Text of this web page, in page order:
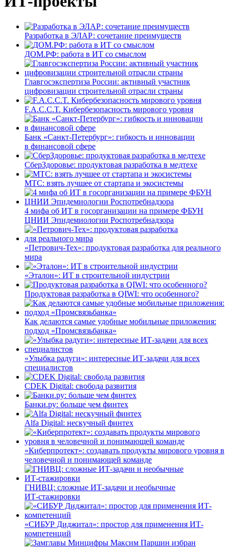
Разработка в ЭЛАР: сочетание преимуществ
ДОМ.РФ: работа в ИТ со смыслом
Главгосэкспертиза России: активный участник
цифровизации строительной отрасли страны
F.A.C.C.T. Кибербезопасность мирового уровня
Банк «Санкт-Петербург»: гибкость и инновации
в финансовой сфере
СберЗдоровье: продуктовая разработка в медтехе
МТС: взять лучшее от стартапа и экосистемы
4 мифа об ИТ в госорганизации на примере ФБУН
ЦНИИ Эпидемиологии Роспотребнадзора
«Петрович-Тех»: продуктовая разработка для реального
мира
«Эталон»: ИТ в строительной индустрии
Продуктовая разработка в QIWI: что особенного?
Как делаются самые удобные мобильные приложения:
подход «Промсвязьбанка»
«Улыбка радуги»: интересные ИТ-задачи для всех
специалистов
CDEK Digital: свобода развития
Банки.ру: больше чем финтех
Alfa Digital: нескучный финтех
«Киберпротект»: создавать продукты мирового уровня в
человечной и понимающей команде
ГНИВЦ: сложные ИТ‑задачи и необычные
ИТ‑стажировки
«СИБУР Диджитал»: простор для применения ИТ-
компетенций